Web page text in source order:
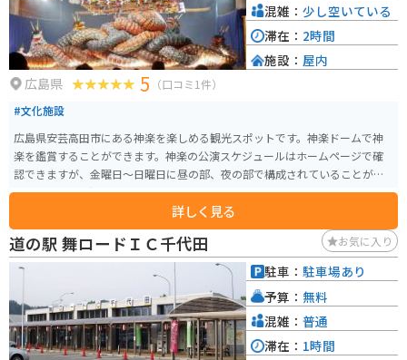
広島県 5 （口コミ1件）
#文化施設
広島県安芸高田市にある神楽を楽しめる観光スポットです。神楽ドームで神
楽を鑑賞することができます。神楽の公演スケジュールはホームページで確
認できますが、金曜日～日曜日に昼の部、夜の部で構成されていることが多
いです。宿泊、温泉の利用も可能で、神楽体験やお土産屋さんもあるため一
日楽しめる観光スポットになっています。なんといっても、名物の夜叉うど
んが絶品です。おいしいネギがたっぷり入っていて、だしが辛いのですがこれ
を食べるだけでも安芸高田市まで訪れたくなる１品です。
詳しく見る
混雑： 少し空いている
滞在： 2時間
施設： 屋内
道の駅 舞ロードＩＣ千代田 お気に入り
駐車： 駐車場あり
予算： 無料
混雑： 普通
滞在： 1時間